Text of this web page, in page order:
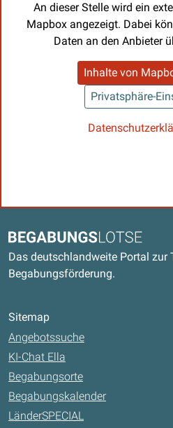
An dieser Stelle wird ein
Mapbox angezeigt. Dabei
Daten an den Anbieter
Inhalte von
Privatsphäre-
Begabungslotse
Das deutschlandweite Portal zur
Begabungsförderung.
Sitemap
Angebotssuche
KI-Chat Ella
Begabungsorte
Begabungskalender
LänderSPECIAL